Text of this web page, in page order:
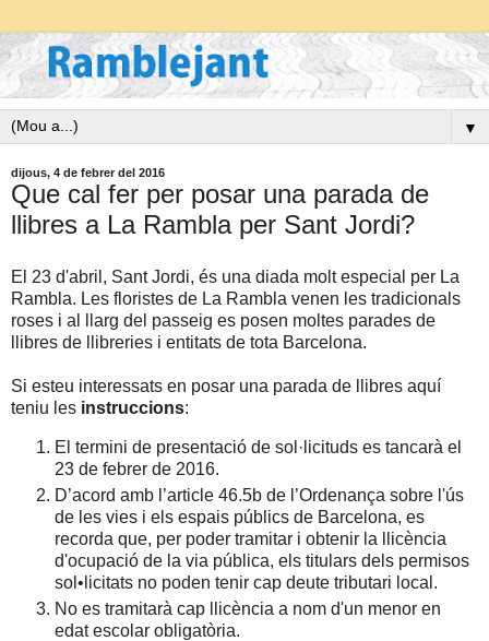
▼
dijous, 4 de febrer del 2016
Que cal fer per posar una parada de
llibres a La Rambla per Sant Jordi?
El 23 d'abril, Sant Jordi, és una diada molt especial per La
Rambla. Les floristes de La Rambla venen les tradicionals
roses i al llarg del passeig es posen moltes parades de
llibres de llibreries i entitats de tota Barcelona.
Si esteu interessats en posar una parada de llibres aquí
teniu les instruccions:
El termini de presentació de sol·licituds es tancarà el
23 de febrer de 2016.
D’acord amb l’article 46.5b de l’Ordenança sobre l'ús
de les vies i els espais públics de Barcelona, es
recorda que, per poder tramitar i obtenir la llicència
d'ocupació de la via pública, els titulars dels permisos
sol•licitats no poden tenir cap deute tributari local.
No es tramitarà cap llicència a nom d'un menor en
edat escolar obligatòria.